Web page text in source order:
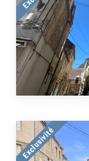
Exclusivité